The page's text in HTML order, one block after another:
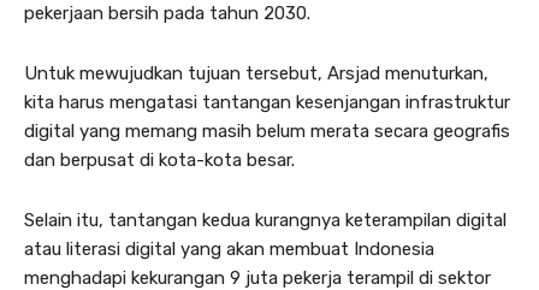
pekerjaan bersih pada tahun 2030.
Untuk mewujudkan tujuan tersebut, Arsjad menuturkan,
kita harus mengatasi tantangan kesenjangan infrastruktur
digital yang memang masih belum merata secara geografis
dan berpusat di kota-kota besar.
Selain itu, tantangan kedua kurangnya keterampilan digital
atau literasi digital yang akan membuat Indonesia
menghadapi kekurangan 9 juta pekerja terampil di sektor